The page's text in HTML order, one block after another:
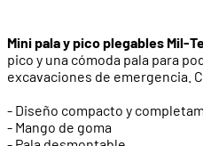
Mini pala y pico plegables Mil-
pico y una cómoda pala para
excavaciones de emergencia.
- Diseño compacto y
- Mango de goma